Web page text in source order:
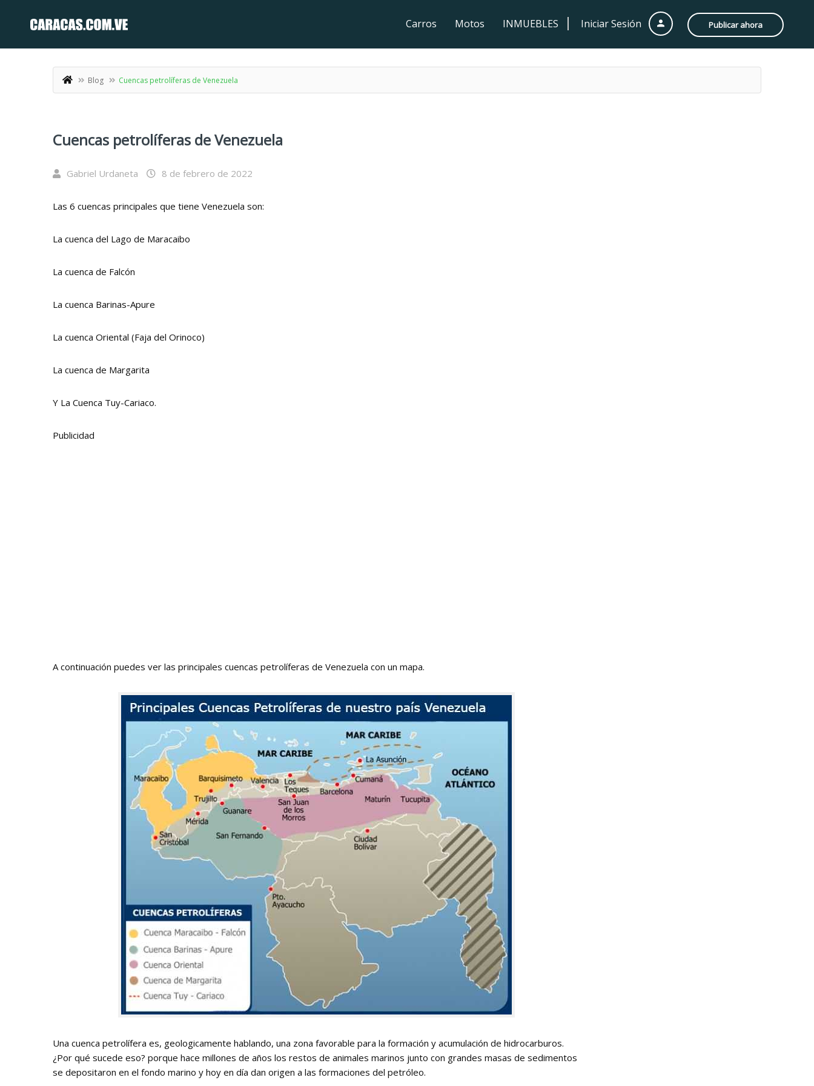
Iniciar Sesión Publicar ahora
Carros Motos INMUEBLES
Blog Cuencas petrolíferas de Venezuela
Cuencas petrolíferas de Venezuela
Gabriel Urdaneta 8 de febrero de 2022
Las 6 cuencas principales que tiene Venezuela son:
La cuenca del Lago de Maracaibo
La cuenca de Falcón
La cuenca Barinas-Apure
La cuenca Oriental (Faja del Orinoco)
La cuenca de Margarita
Y La Cuenca Tuy-Cariaco.
Publicidad
A continuación puedes ver las principales cuencas petrolíferas de Venezuela con un mapa.
Una cuenca petrolífera es, geologicamente hablando, una zona favorable para la formación y acumulación de hidrocarburos.
¿Por qué sucede eso? porque hace millones de años los restos de animales marinos junto con grandes masas de sedimentos
se depositaron en el fondo marino y hoy en día dan origen a las formaciones del petróleo.